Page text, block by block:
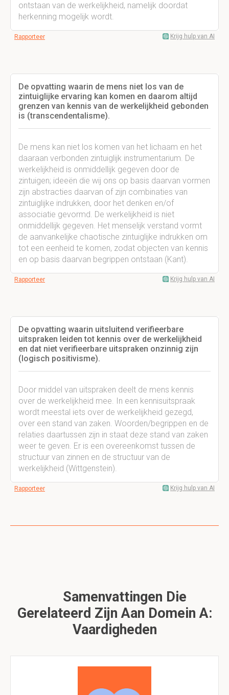
ontstaan van de werkelijkheid, namelijk doordat
herkenning mogelijk wordt.
Rapporteer Krijg hulp van AI
De opvatting waarin de mens niet los van de
zintuiglijke ervaring kan komen en daarom altijd
grenzen van kennis van de werkelijkheid gebonden
is (transcendentalisme).
De mens kan niet los komen van het lichaam en het
daaraan verbonden zintuiglijk instrumentarium. De
werkelijkheid is onmiddellijk gegeven door de
zintuigen; ideeën die wij ons op basis daarvan vormen
zijn abstracties daarvan of zijn combinaties van
zintuiglijke indrukken, door het denken en/of
associatie gevormd. De werkelijkheid is niet
onmiddellijk gegeven. Het menselijk verstand vormt
de aanvankelijke chaotische zintuiglijke indrukken om
tot een eenheid te komen, zodat objecten van kennis
en op basis daarvan begrippen ontstaan (Kant).
Rapporteer Krijg hulp van AI
De opvatting waarin uitsluitend verifieerbare
uitspraken leiden tot kennis over de werkelijkheid
en dat niet verifieerbare uitspraken onzinnig zijn
(logisch positivisme).
Door middel van uitspraken deelt de mens kennis
over de werkelijkheid mee. In een kennisuitspraak
wordt meestal iets over de werkelijkheid gezegd,
over een stand van zaken. Woorden/begrippen en de
relaties daartussen zijn in staat deze stand van zaken
weer te geven. Er is een overeenkomst tussen de
structuur van zinnen en de structuur van de
werkelijkheid (Wittgenstein).
Rapporteer Krijg hulp van AI
Samenvattingen Die
Gerelateerd Zijn Aan Domein A:
Vaardigheden